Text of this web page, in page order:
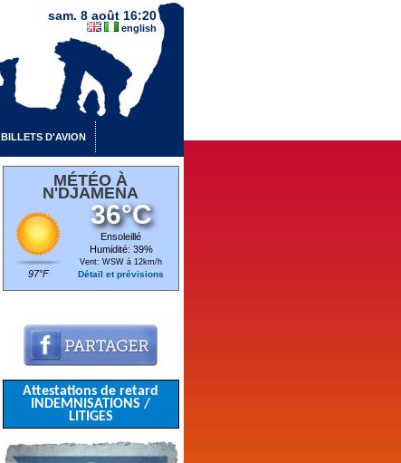
sam. 8 août 16:20
english
BILLETS D'AVION
MÉTÉO À
N'DJAMENA
97°F
36°C
Ensoleillé
Humidité: 39%
Vent: WSW à 12km/h
Détail et prévisions
Attestations de retard
INDEMNISATIONS /
LITIGES